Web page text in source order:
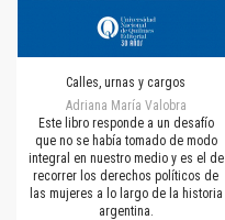
Calles, urnas y cargos
Adriana María Valobra
Este libro responde a un desafío
que no se había tomado de modo
integral en nuestro medio y es el de
recorrer los derechos políticos de
las mujeres a lo largo de la historia
argentina.